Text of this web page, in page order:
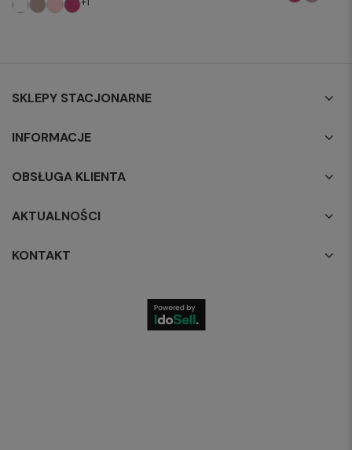
SKLEPY STACJONARNE
INFORMACJE
OBSŁUGA KLIENTA
AKTUALNOŚCI
KONTAKT